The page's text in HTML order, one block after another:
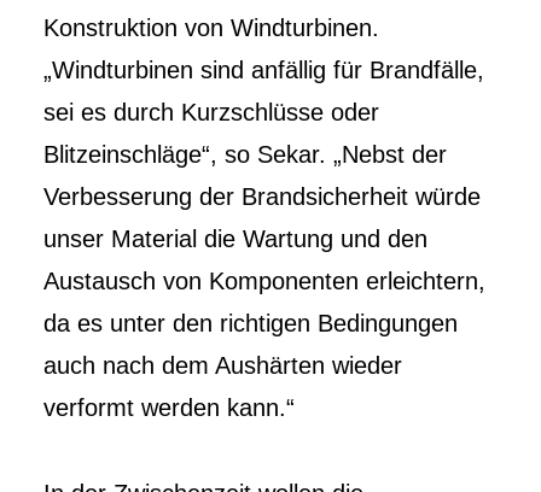
Konstruktion von Windturbinen.
„Windturbinen sind anfällig für Brandfälle,
sei es durch Kurzschlüsse oder
Blitzeinschläge“, so Sekar. „Nebst der
Verbesserung der Brandsicherheit würde
unser Material die Wartung und den
Austausch von Komponenten erleichtern,
da es unter den richtigen Bedingungen
auch nach dem Aushärten wieder
verformt werden kann.“